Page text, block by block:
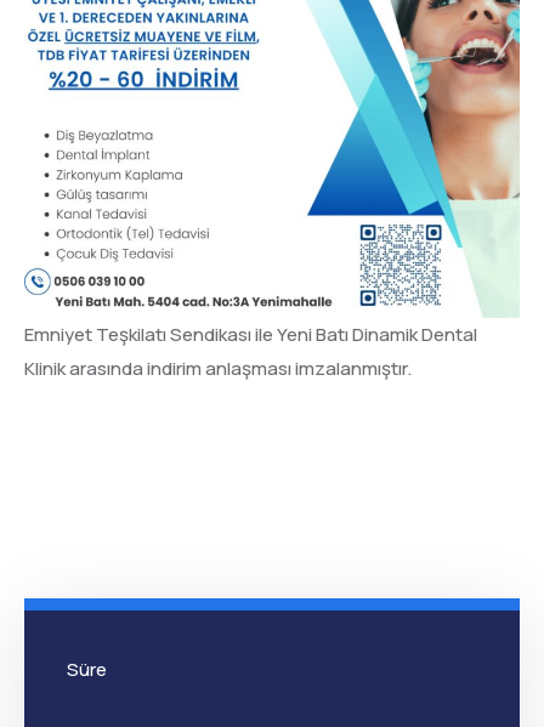
Emniyet Teşkilatı Sendikası ile Yeni Batı Dinamik Dental
Klinik arasında indirim anlaşması imzalanmıştır.
Süre